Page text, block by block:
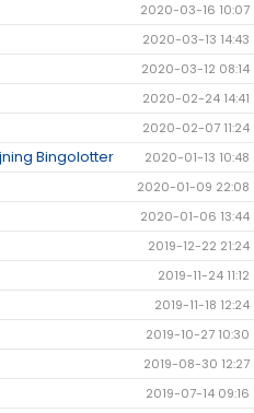
2020-03-16 10:07
2020-03-13 14:43
2020-03-12 08:14
2020-02-24 14:41
2020-02-07 11:24
Bingolotter 2020-01-13 10:48
2020-01-09 22:08
2020-01-06 13:44
2019-12-22 21:24
2019-11-24 11:12
2019-11-18 12:24
2019-10-27 10:30
2019-08-30 12:27
2019-07-14 09:16